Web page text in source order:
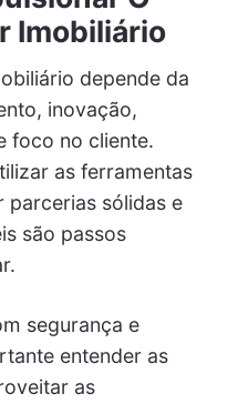
Imobiliário
depende da
inovação,
foco no cliente.
as ferramentas
parcerias sólidas e
são passos
segurança e
entender as
as